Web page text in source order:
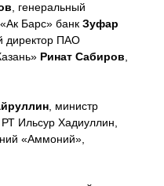
, генеральный
Барс» банк Зуфар
директор ПАО
Ринат Сабиров
, министр
Ильсур Хадиуллин,
«Аммоний»,